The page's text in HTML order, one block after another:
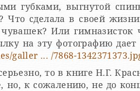
губками, выгнутой
Что сделала в своей
Или гимназисток
на эту фотографию
galler ... /7868-
то в книге Н.Г.
но, к сожалению, не до